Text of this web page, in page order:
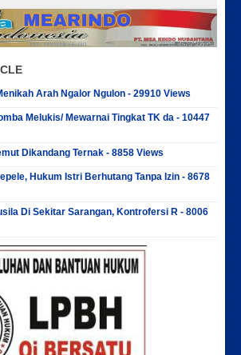
Arah Ngalor Ngulon - 29910 Views
Melukis/ Mewarnai Tingkat TK da - 10447
Dikandang Ternak - 8858 Views
Hukum Istri Berhutang Tanpa Izin - 8678
Di Sekitar Sarangan, Kontrofersi R - 8006